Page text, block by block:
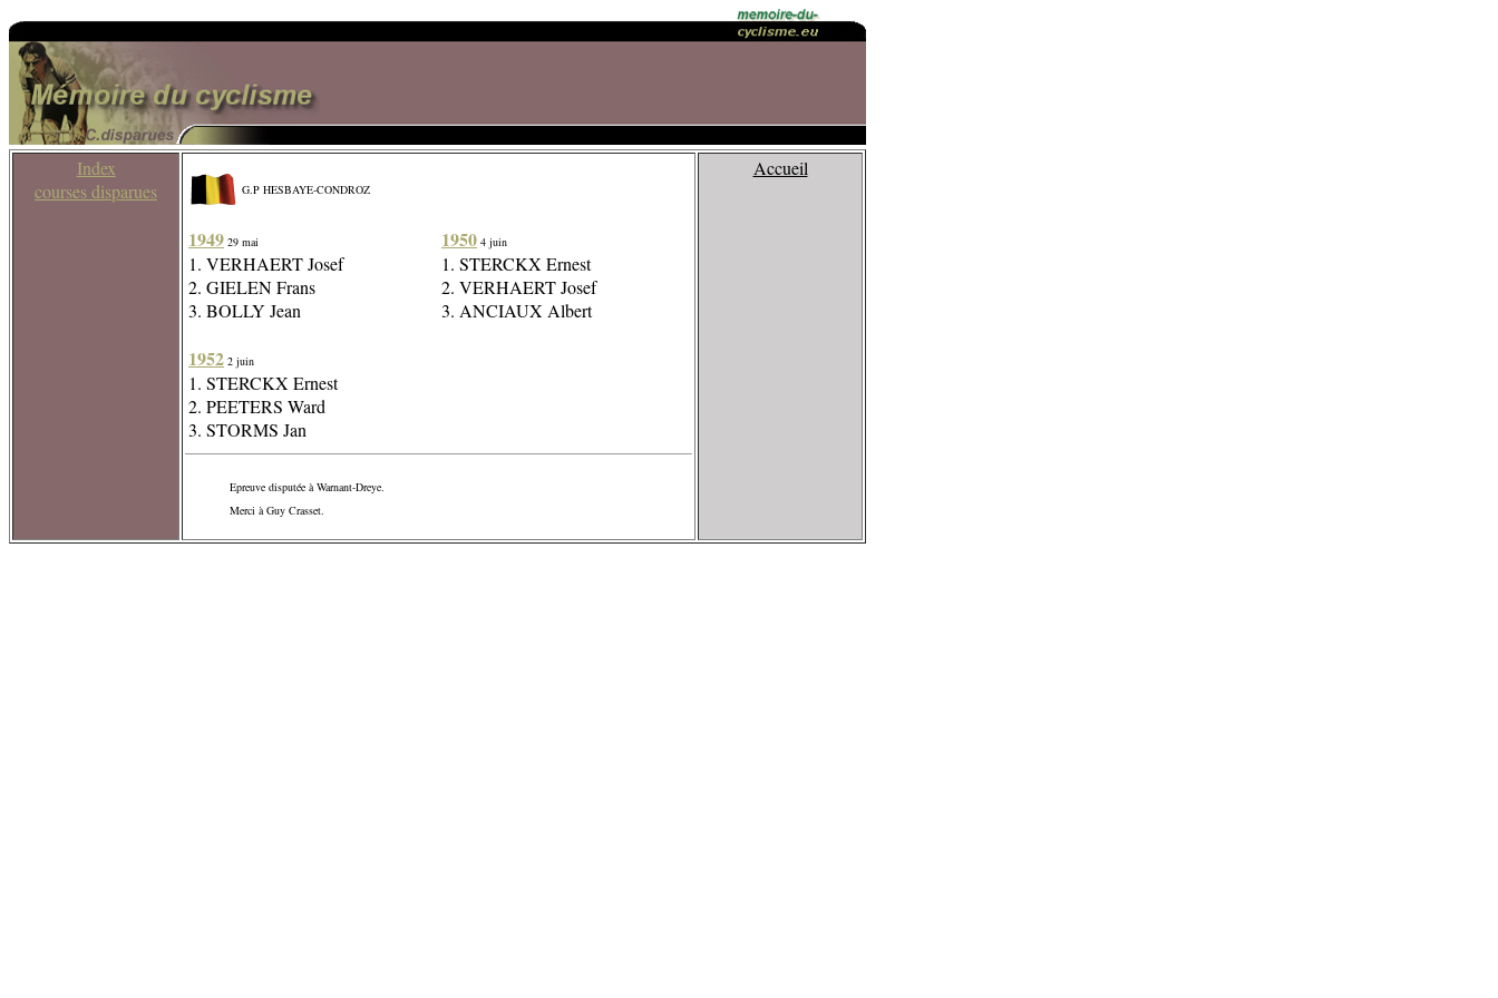
Index
courses disparues
G.P HESBAYE-CONDROZ
1949 29 mai
1. VERHAERT Josef
2. GIELEN Frans
3. BOLLY Jean
1952 2 juin
1. STERCKX Ernest
2. PEETERS Ward
3. STORMS Jan
1950 4 juin
1. STERCKX Ernest
2. VERHAERT Josef
3. ANCIAUX Albert
Epreuve disputée à Warnant-Dreye.
Merci à Guy Crasset.
Accueil